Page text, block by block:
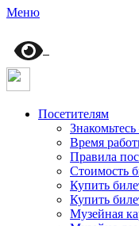
Меню
Посетителям
Время
Правила
Стоимость
Купить
Купить
Музейная